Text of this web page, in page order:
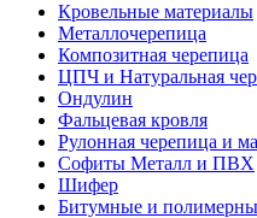
Кровельные материалы
Металлочерепица
Композитная черепица
ЦПЧ и Натуральная
Ондулин
Фальцевая кровля
Рулонная черепица и
Софиты Металл и ПВХ
Шифер
Битумные и